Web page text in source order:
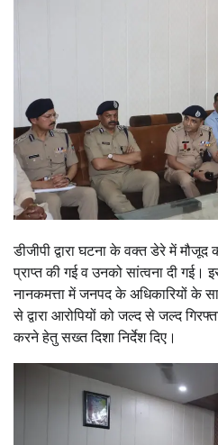
डीजीपी द्वारा घटना के वक्त डेरे में
प्राप्त की गई व उनको सांत्वना दी गई।
नानकमत्ता में जनपद के अधिकारियों के
से द्वारा आरोपियों को जल्द से जल्द
करने हेतु सख्त दिशा निर्देश दिए।